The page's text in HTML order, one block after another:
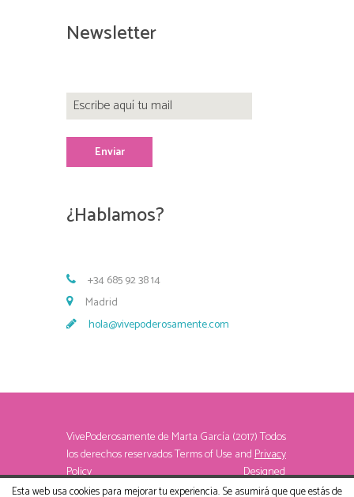
Newsletter
¿Hablamos?
+34 685 92 38 14
Madrid
hola@vivepoderosamente.com
VivePoderosamente de Marta García (2017) Todos
los derechos reservadosTerms of Use andPrivacy
PolicyDesigned
by Álvaro
Esta web usa cookies para mejorar tu experiencia. Se asumirá que que estás de